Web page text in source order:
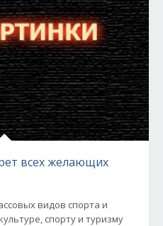
всех желающих
видов спорта и
спорту и туризму